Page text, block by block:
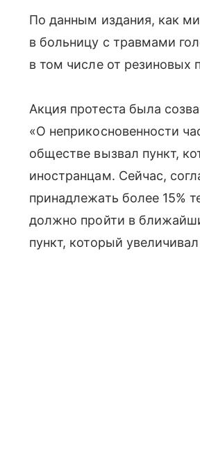
По данным издания, как
в больницу с травмами
в том числе от резиновых
Акция протеста была
«О неприкосновенности
обществе вызвал пункт,
иностранцам. Сейчас,
принадлежать более 15%
должно пройти в
пункт, который